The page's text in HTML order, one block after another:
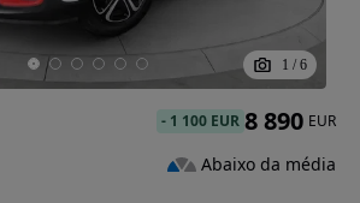
1 / 6
- 1 100 EUR 8 890 EUR
Abaixo da média